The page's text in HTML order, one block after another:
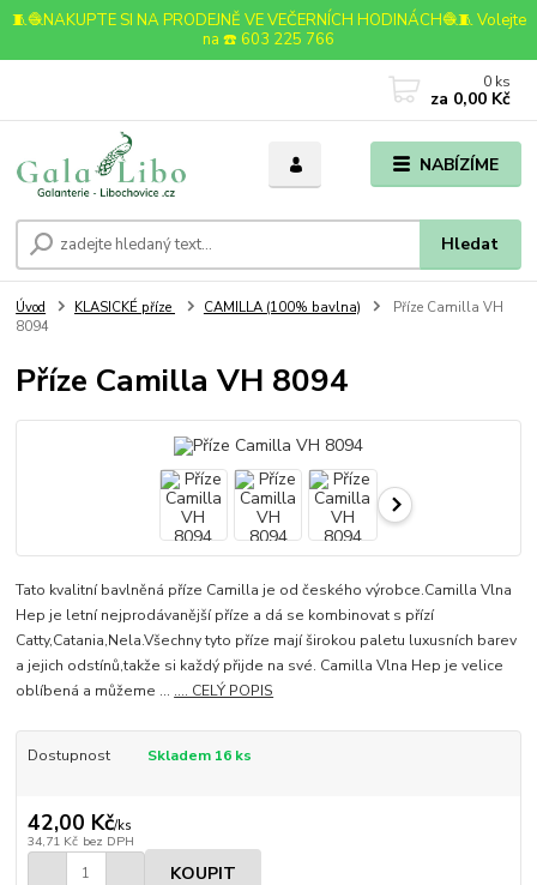
🧵🧶NAKUPTE SI NA PRODEJNĚ VE VEČERNÍCH HODINÁCH🧶🧵 Volejte
na ☎️ 603 225 766
NABÍZÍME
Hledat
0 ks
za 0,00 Kč
Úvod KLASICKÉ příze CAMILLA (100% bavlna)
Příze Camilla VH
8094
Příze Camilla VH 8094
Tato kvalitní bavlněná příze Camilla je od českého výrobce.Camilla Vlna
Hep je letní nejprodávanější příze a dá se kombinovat s přízí
Catty,Catania,Nela.Všechny tyto příze mají širokou paletu luxusních barev
a jejich odstínů,takže si každý přijde na své. Camilla Vlna Hep je velice
oblíbená a můžeme ... .... CELÝ POPIS
Dostupnost Skladem 16 ks
42,00 Kč/ks
34,71 Kč bez DPH
KOUPIT